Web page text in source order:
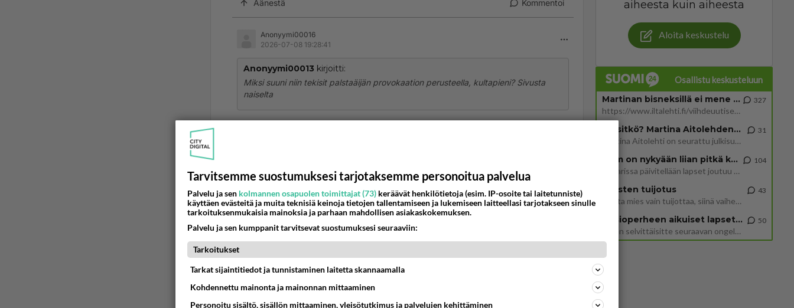
Äänestä Kommentoi
Anonyymi00016
2026-07-08 19:28:41
Anonyymi00013 kirjoitti:
Miksi suuni niin tekisit palstaäijän provokaation perusteella, kultapieni? Sivusta
naiselta
Anonyymi00002
Tiedän, kun olen sellaisen kanssa kihloissa.😉
aiheesta kuin aiheesta
Aloita keskustelu
Osallistu keskusteluun
Martinan bisneksillä ei mene hyvin
https://www.iltalehti.fi/viihdeuutiset/a/c46da6ab-340f-4790-aaa7-0865eed2336 Yrityksen konkurssihakemus on tullut kärä
327
Tiesitkö? Martina Aitolehden isäpuoli on tämä suosittu laulaja
Martina Aitolehti on seurattu julkisuuden henkilö. Lähipiiriin mahtuu muitakin tunnettuja henkilöitä. Tiesitkö, että Ma
31
2 km on nykyään liian pitkä koulumatka
Hesarissa päivitellään lapset joutuu nyt kulkemaan 2 km kouluun jösses. Ruostefillarilla tuo matka menee vaikka miten äk
104
Miesten tuijotus
Mutta mies vain tuijottaa, siinä vaiheessa käännän itse pään pois. Mikä juttu? Yleensä jos joku tuijottaa tai katsoo, hä
43
Uusioperheen aikuiset lapset tyhjentää jääkaapin käydessään
Miten selvittäisitte seuraavan ongelman, meillä on uusioperhe, minulla teini-ikäiset lapset ja puolisolla aikuiset, jotk
50
Tarvitsemme suostumuksesi tarjotaksemme personoitua palvelua
Palvelu ja sen kolmannen osapuolen toimittajat (73) keräävät henkilötietoja (esim. IP-osoite tai laitetunniste)
käyttäen evästeitä ja muita teknisiä keinoja tietojen tallentamiseen ja lukemiseen laitteellasi tarjotakseen sinulle
tarkoituksenmukaisia mainoksia ja parhaan mahdollisen asiakaskokemuksen.
Palvelu ja sen kumppanit tarvitsevat suostumuksesi seuraaviin:
Tarkoitukset
Tarkat sijaintitiedot ja tunnistaminen laitetta skannaamalla
Kohdennettu mainonta ja mainonnan mittaaminen
Personoitu sisältö, sisällön mittaaminen, yleisötutkimus ja palvelujen kehittäminen